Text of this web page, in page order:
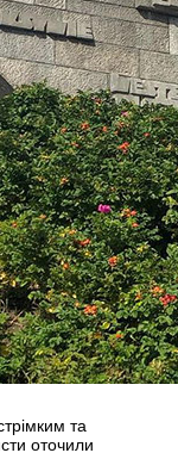
та
оточили